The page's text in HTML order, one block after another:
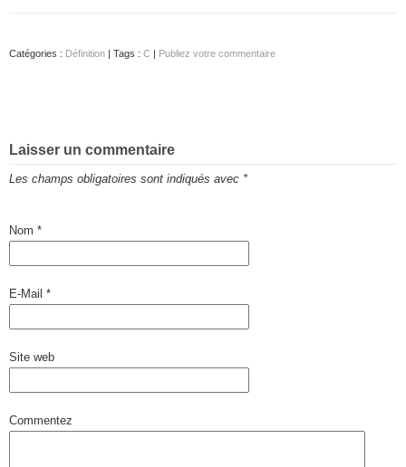
Catégories : Définition | Tags : C | Publiez votre commentaire
Laisser un commentaire
Les champs obligatoires sont indiqués avec *
Nom *
E-Mail *
Site web
Commentez